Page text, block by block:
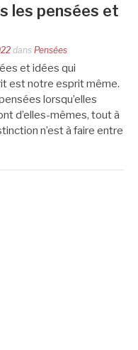
les pensées et
dans Pensées
et idées qui
est notre esprit même.
lorsqu’elles
d’elles-mêmes, tout à
n’est à faire entre